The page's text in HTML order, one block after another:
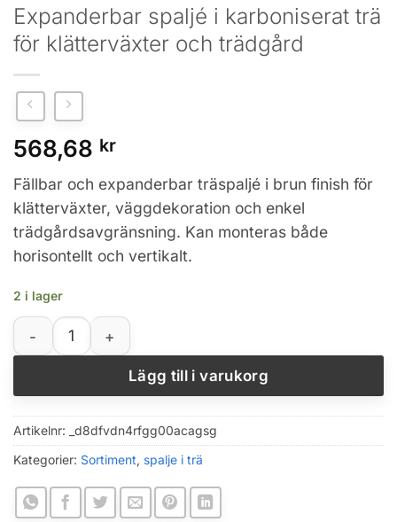
Expanderbar spaljé i karboniserat trä
för klätterväxter och trädgård
568,68 kr
Fällbar och expanderbar träspaljé i brun finish för
klätterväxter, väggdekoration och enkel
trädgårdsavgränsning. Kan monteras både
horisontellt och vertikalt.
2 i lager
Expanderbar spaljé i karboniserat trä för klätterväxter
Lägg till i varukorg
Artikelnr:
_d8dfvdn4rfgg00acagsg
Kategorier: Sortiment, spalje i trä